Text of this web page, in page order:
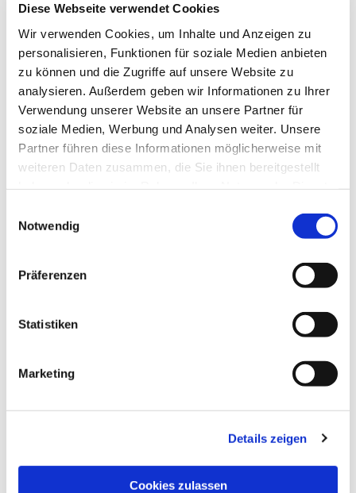
Diese Webseite verwendet Cookies
Wir verwenden Cookies, um Inhalte und Anzeigen zu
personalisieren, Funktionen für soziale Medien anbieten
zu können und die Zugriffe auf unsere Website zu
analysieren. Außerdem geben wir Informationen zu Ihrer
Verwendung unserer Website an unsere Partner für
soziale Medien, Werbung und Analysen weiter. Unsere
Partner führen diese Informationen möglicherweise mit
weiteren Daten zusammen, die Sie ihnen bereitgestellt
Notwendig
Präferenzen
Statistiken
Marketing
Details zeigen
Cookies zulassen